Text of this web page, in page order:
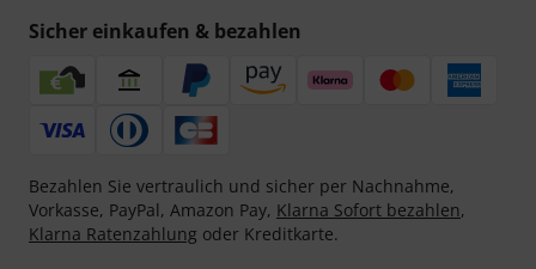
Sicher einkaufen & bezahlen
Bezahlen Sie vertraulich und sicher per Nachnahme,
Vorkasse, PayPal, Amazon Pay, Klarna Sofort bezahlen,
Klarna Ratenzahlung oder Kreditkarte.